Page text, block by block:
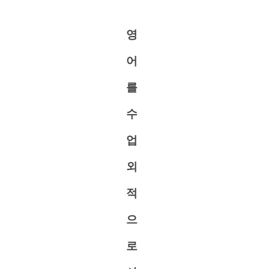
영
어
를
수
업
외
적
으
로